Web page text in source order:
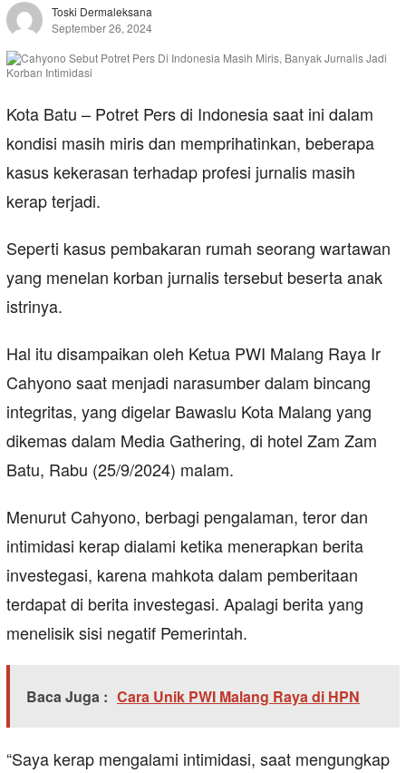
Toski Dermaleksana
September 26, 2024
Kota Batu – Potret Pers di Indonesia saat ini dalam
kondisi masih miris dan memprihatinkan, beberapa
kasus kekerasan terhadap profesi jurnalis masih
kerap terjadi.
Seperti kasus pembakaran rumah seorang wartawan
yang menelan korban jurnalis tersebut beserta anak
istrinya.
Hal itu disampaikan oleh Ketua PWI Malang Raya Ir
Cahyono saat menjadi narasumber dalam bincang
integritas, yang digelar Bawaslu Kota Malang yang
dikemas dalam Media Gathering, di hotel Zam Zam
Batu, Rabu (25/9/2024) malam.
Menurut Cahyono, berbagi pengalaman, teror dan
intimidasi kerap dialami ketika menerapkan berita
investegasi, karena mahkota dalam pemberitaan
terdapat di berita investegasi. Apalagi berita yang
menelisik sisi negatif Pemerintah.
Baca Juga : Cara Unik PWI Malang Raya di HPN
“Saya kerap mengalami intimidasi, saat mengungkap